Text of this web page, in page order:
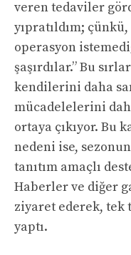
veren tedaviler
yıpratıldım;
operasyon
şaşırdılar.” Bu
kendilerini daha
mücadelelerini
ortaya çıkıyor. Bu
nedeni ise,
tanıtım amaçlı
Haberler ve diğer
ziyaret ederek,
yaptı.